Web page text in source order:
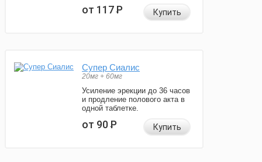
от 117Р Купить
Супер Сиалис
20мг + 60мг
Усиление эрекции до 36 часов
и продление полового акта в
одной таблетке.
от 90Р Купить